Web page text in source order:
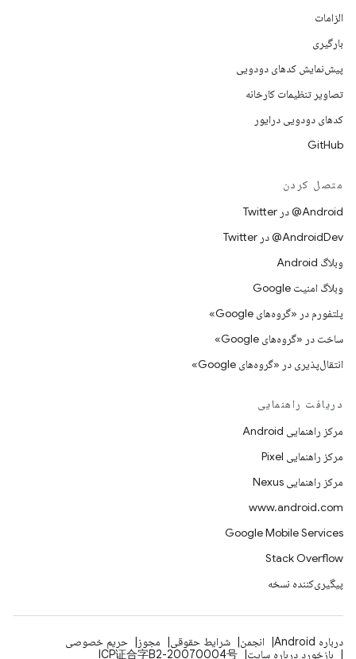
الزامات
بارگیری
پیش‌نمایش کدهای دودویی
تصاویر تنظیمات کارخانه
کدهای دودویی درایور
GitHub
متصل کردن
Android@ در Twitter
AndroidDev@ در Twitter
وبلاگ Android
وبلاگ امنیت Google
پلتفورم در «گروه‌های Google»
ساخت در «گروه‌های Google»
انتقال‌پذیری در «گروه‌های Google»
دریافت راهنمایی
مرکز راهنمایی Android
مرکز راهنمایی Pixel
مرکز راهنمایی Nexus
www.android.com
Google Mobile Services
Stack Overflow
پیگیری‌کننده نسخه
درباره Android انجمن شرایط حقوقی مجوز
حریم خصوصی
بازخورد درباره سایت
ICP证合字B2-20070004号